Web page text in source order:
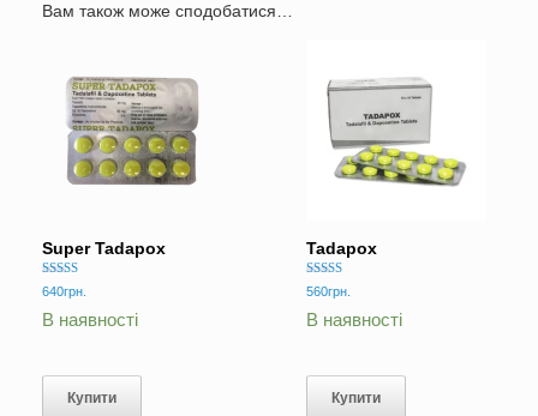
Вам також може сподобатися…
Super Tadapox
Оцінено в
5.00
з 5
640грн.
В наявності
Купити
Tadapox
Оцінено в
5.00
з 5
560грн.
В наявності
Купити